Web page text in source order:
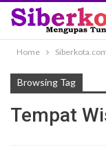
Home
Browsing Tag
Tempat